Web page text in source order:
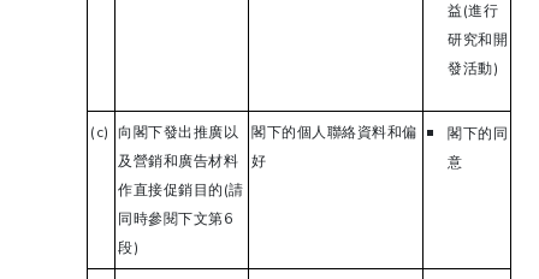
益(進行
研究和開
發活動)
(c) 向閣下發出推廣以
及營銷和廣告材料
作直接促銷目的(請
同時參閱下文第6
段)
閣下的個人聯絡資料和偏
好
閣下的同
意